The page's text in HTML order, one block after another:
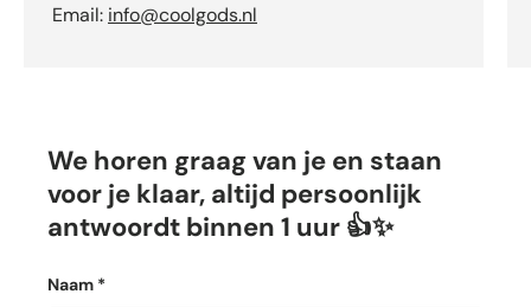
Email: info@coolgods.nl
We horen graag van je en staan
voor je klaar, altijd persoonlijk
antwoordt binnen 1 uur 👍✨
Naam